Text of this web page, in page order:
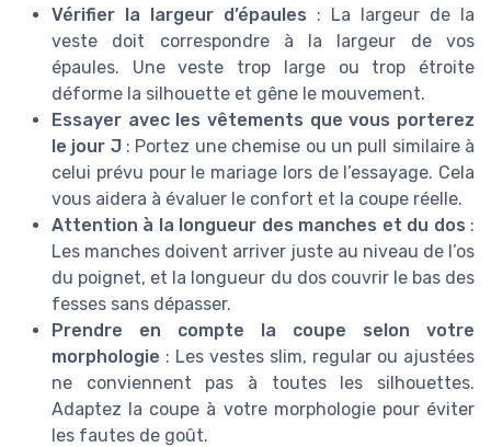
Vérifier la largeur d’épaules : La largeur de la
veste doit correspondre à la largeur de vos
épaules. Une veste trop large ou trop étroite
déforme la silhouette et gêne le mouvement.
Essayer avec les vêtements que vous porterez
le jour J: Portez une chemise ou un pull similaire à
celui prévu pour le mariage lors de l’essayage. Cela
vous aidera à évaluer le confort et la coupe réelle.
Attention à la longueur des manches et du dos :
Les manches doivent arriver juste au niveau de l’os
du poignet, et la longueur du dos couvrir le bas des
fesses sans dépasser.
Prendre en compte la coupe selon votre
morphologie : Les vestes slim, regular ou ajustées
ne conviennent pas à toutes les silhouettes.
Adaptez la coupe à votre morphologie pour éviter
les fautes de goût.